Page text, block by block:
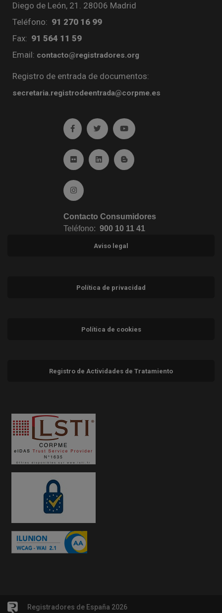
Diego de León, 21. 28006 Madrid
Teléfono: 91 270 16 99
Fax: 91 564 11 59
Email: contacto@registradores.org
Registro de entrada de documentos:
secretaria.registrodeentrada@corpme.es
Ir a facebook (abre en ventana nueva)
Ir a twitter (abre en ventana nueva)
Ir a YouTube (abre en
Ir a Flickr (abre en ventana nueva)
Ir a Linkedin (abre en ventana nueva)
Ir al Blog (abre en ventana
Ir a Instagram (abre en ventana nueva)
Contacto Consumidores
Teléfono: 900 10 11 41
Aviso legal
Política de privacidad
Política de cookies
Registro de Actividades de Tratamiento
Registradores de España 2026